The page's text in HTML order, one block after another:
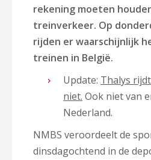
rekening moeten
treinverkeer. Op
rijden er waarschijnlijk
treinen in België.
Update: Thalys
niet. Ook niet van
Nederland.
NMBS veroordeelt de
dinsdagochtend in de